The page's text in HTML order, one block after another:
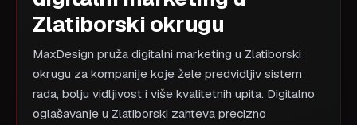
Zlatiborski okrugu
MaxDesign pruža digitalni marketing u Zlatiborski
okrugu za kompanije koje žele predvidljiv sistem
rada, bolju vidljivost i više kvalitetnih upita. Digitalno
oglašavanje u Zlatiborski zahteva precizno